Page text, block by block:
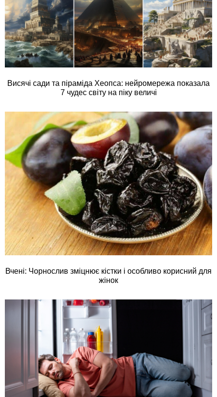
Висячі сади та піраміда Хеопса: нейромережа показала
7 чудес світу на піку величі
Вчені: Чорнослив зміцнює кістки і особливо корисний для
жінок